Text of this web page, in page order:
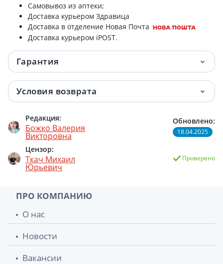
Самовывоз из аптеки;
Доставка курьером Здравица
Доставка в отделение Новая Почта
Доставка курьером iPOST.
Гарантия
Условия возврата
Редакция:
Божко Валерия
Викторовна
Цензор:
Ткач Михаил
Юрьевич
Обновлено:
18.04.2025
Проверено
ПРО КОМПАНИЮ
О нас
Новости
Вакансии